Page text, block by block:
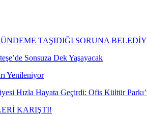
TAŞIDIĞI SORUNA
Sonsuza Dek Yaşayacak
Yenileniyor
Hızla Hayata Geçirdi: Ofis Kültür
KARIŞTI!